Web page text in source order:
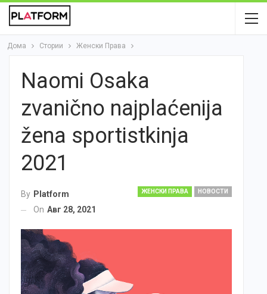
Дома Стории Женски Права
Naomi Osaka
zvanično najplaćenija
žena sportistkinja
2021
ЖЕНСКИ ПРАВА НОВОСТИ
By Platform
On Авг 28, 2021